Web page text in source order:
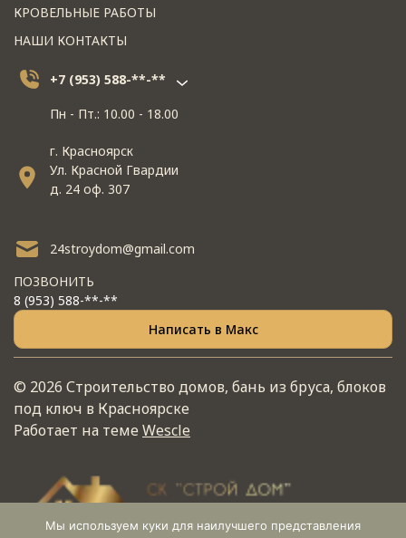
КРОВЕЛЬНЫЕ РАБОТЫ
НАШИ КОНТАКТЫ
+7 (953) 588-**-**
Пн - Пт.: 10.00 - 18.00
г. Красноярск
Ул. Красной Гвардии
д. 24 оф. 307
24stroydom@gmail.com
ПОЗВОНИТЬ
8 (953) 588-**-**
Написать в Макс
© 2026 Строительство домов, бань из бруса, блоков
под ключ в Красноярске
Работает на темеWescle
Мы используем куки для наилучшего представления